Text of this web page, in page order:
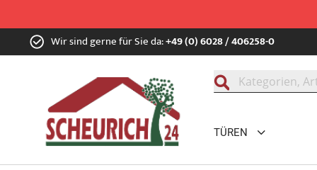
Zum
Inhalt Wir sind gerne für Sie da:+49 (0) 6028 / 406258-0
TÜREN